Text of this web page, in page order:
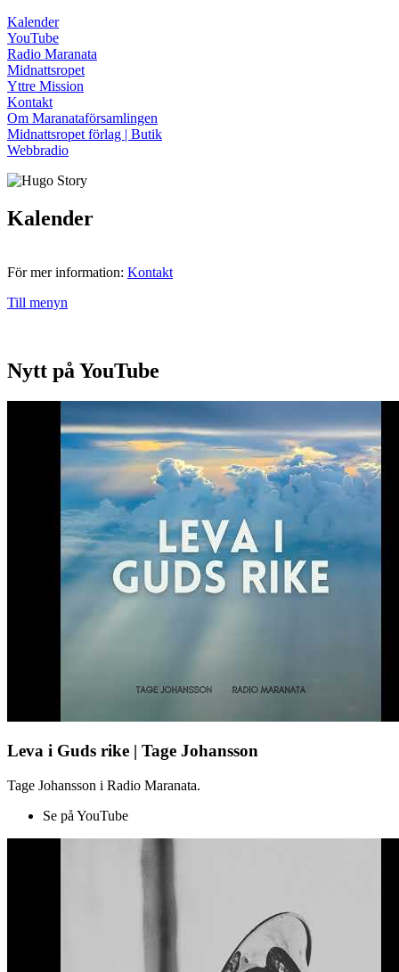
Kalender
YouTube
Radio Maranata
Midnattsropet
Yttre Mission
Kontakt
Om Maranataförsamlingen
Midnattsropet förlag | Butik
Webbradio
Kalender
För mer information: Kontakt
Till menyn
Nytt på YouTube
Leva i Guds rike | Tage Johansson
Tage Johansson i Radio Maranata.
Se på YouTube